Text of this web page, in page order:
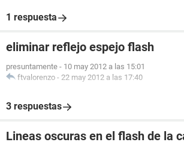
1 respuesta
eliminar reflejo espejo flash
presuntamente - 10 may 2012 a las 15:01
ftvalorenzo - 22 may 2012 a las 17:40
3 respuestas
Lineas oscuras en el flash de la